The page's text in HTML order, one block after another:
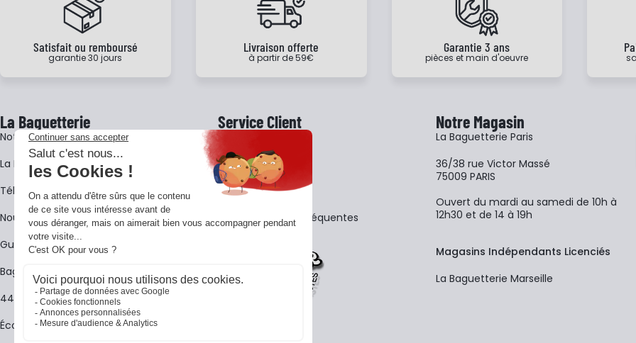
Satisfait ou remboursé
garantie 30 jours
Livraison offerte
à partir de 59€
Garantie 3 ans
pièces et main d'oeuvre
La Baguetterie
Notre histoire
La BagShow
​Télécharger le catalogue
Nous contacter
Guides La Baguetterie
Baguetterie Shop Online
44 ans de rencontres
Écoles
Service Client
Garantie 3 ans
CGV
FAQ - Questions Fréquentes
Notre Magasin
La Baguetterie Paris
36/38 rue Victor Massé
75009 PARIS
Ouvert du mardi au samedi de 10h à
12h30 et de 14 à 19h
Magasins Indépendants Licenciés
La Baguetterie Marseille